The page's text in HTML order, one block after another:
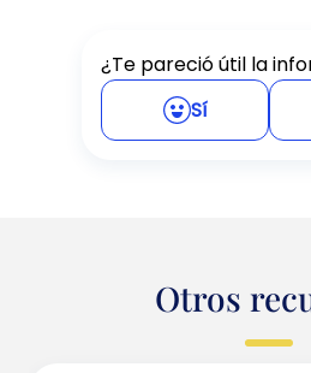
¿Te pareció útil la
Sí
Otros